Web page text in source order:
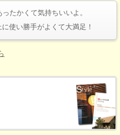
ったかくて気持ちいいよ。
使い勝手がよくて大満足！